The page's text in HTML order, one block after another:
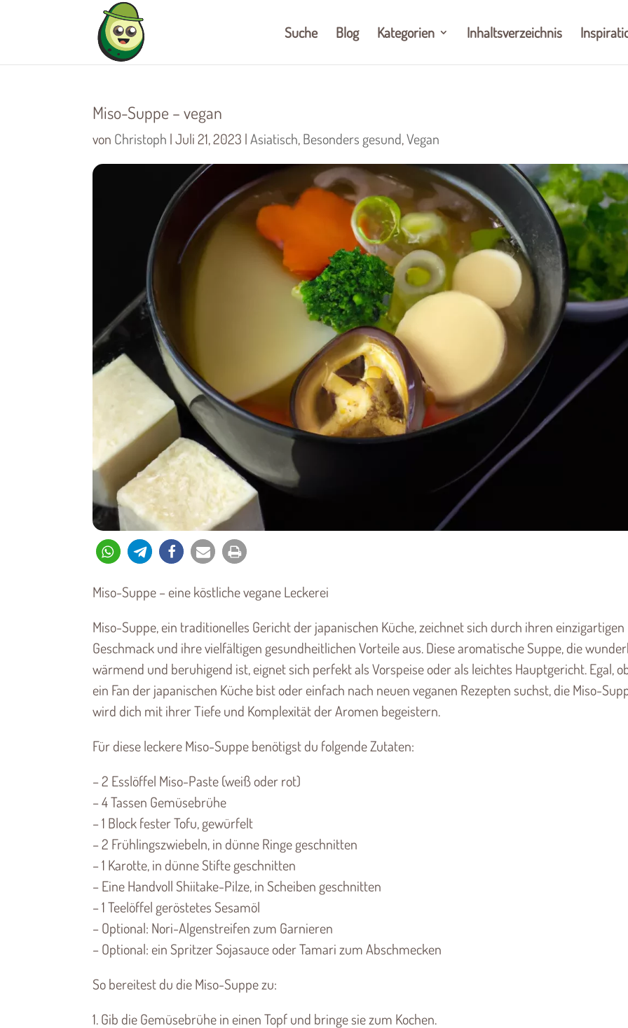
Suche Blog Kategorien Inhaltsverzeichnis
Miso-Suppe – vegan
von Christoph |Juli 21, 2023 |Asiatisch,Besonders gesund,Vegan
Miso-Suppe – eine köstliche vegane Leckerei
Miso-Suppe, ein traditionelles Gericht der japanischen Küche, zeichnet sich durch ihren einzigartigen
Geschmack und ihre vielfältigen gesundheitlichen Vorteile aus. Diese aromatische Suppe, die
wärmend und beruhigend ist, eignet sich perfekt als Vorspeise oder als leichtes Hauptgericht. Egal,
ein Fan der japanischen Küche bist oder einfach nach neuen veganen Rezepten suchst, die Miso-
wird dich mit ihrer Tiefe und Komplexität der Aromen begeistern.
Für diese leckere Miso-Suppe benötigst du folgende Zutaten:
– 2 Esslöffel Miso-Paste (weiß oder rot)
– 4 Tassen Gemüsebrühe
– 1 Block fester Tofu, gewürfelt
– 2 Frühlingszwiebeln, in dünne Ringe geschnitten
– 1 Karotte, in dünne Stifte geschnitten
– Eine Handvoll Shiitake-Pilze, in Scheiben geschnitten
– 1 Teelöffel geröstetes Sesamöl
– Optional: Nori-Algenstreifen zum Garnieren
– Optional: ein Spritzer Sojasauce oder Tamari zum Abschmecken
So bereitest du die Miso-Suppe zu:
1. Gib die Gemüsebrühe in einen Topf und bringe sie zum Kochen.